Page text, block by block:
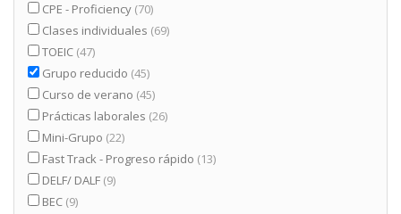
CPE - Proficiency (70)
Clases individuales (69)
TOEIC (47)
Grupo reducido (45)
Curso de verano (45)
Prácticas laborales (26)
Mini-Grupo (22)
Fast Track - Progreso rápido (13)
DELF/ DALF (9)
BEC (9)